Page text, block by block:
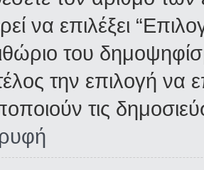
να επιλέξει
του
την επιλογή να
τις